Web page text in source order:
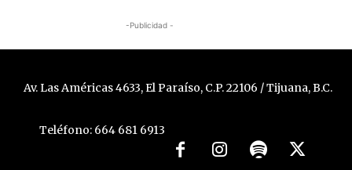
-Publicidad -
Av. Las Américas 4633, El Paraíso, C.P. 22106 / Tijuana, B.C.
Teléfono: 664 681 6913